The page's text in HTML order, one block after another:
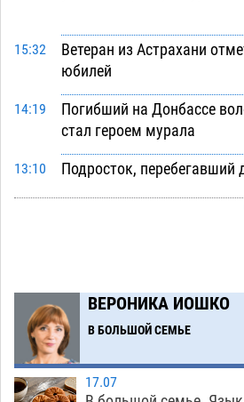
15:32
Ветеран из Астрахани
юбилей
14:19
Погибший на Донбассе
стал героем мурала
13:10
Подросток, перебегавший
10:51
Фаворитская ноша:
гандболисты крупно
ВЕРОНИКА ИОШКО
В БОЛЬШОЙ СЕМЬЕ
17.07